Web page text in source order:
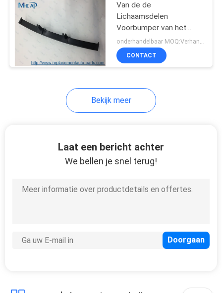
auto Oliefilters
Autoremstootkussens
323
Van de de
Lichaamsdelen
Voorbumper van het
vervangingsmerk Auto
van het de
Vervangingstraliewerk
onderhandelbaar MOQ:Verhandelbaar
CONTACT
Bekijk meer
Laat een bericht achter
We bellen je snel terug!